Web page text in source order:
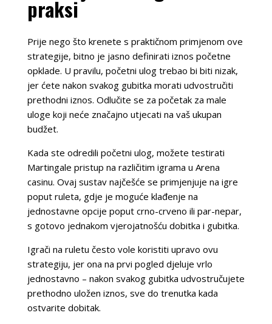
praksi
Prije nego što krenete s praktičnom primjenom ove
strategije, bitno je jasno definirati iznos početne
opklade. U pravilu, početni ulog trebao bi biti nizak,
jer ćete nakon svakog gubitka morati udvostručiti
prethodni iznos. Odlučite se za početak za male
uloge koji neće značajno utjecati na vaš ukupan
budžet.
Kada ste odredili početni ulog, možete testirati
Martingale pristup na različitim igrama u Arena
casinu. Ovaj sustav najčešće se primjenjuje na igre
poput ruleta, gdje je moguće klađenje na
jednostavne opcije poput crno-crveno ili par-nepar,
s gotovo jednakom vjerojatnošću dobitka i gubitka.
Igrači na ruletu često vole koristiti upravo ovu
strategiju, jer ona na prvi pogled djeluje vrlo
jednostavno – nakon svakog gubitka udvostručujete
prethodno uložen iznos, sve do trenutka kada
ostvarite dobitak.